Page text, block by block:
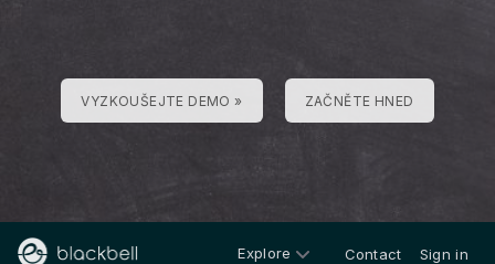
VYZKOUŠEJTE DEMO » ZAČNĚTE HNED
Explore Contact Sign in